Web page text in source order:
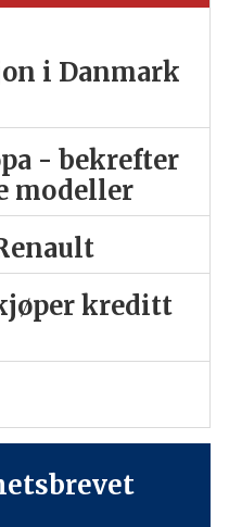
i Danmark
- bekrefter
modeller
kreditt